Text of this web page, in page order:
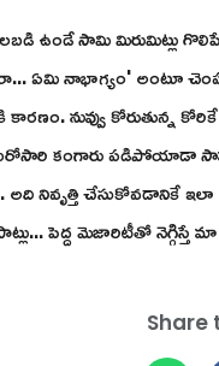
ఉండే సామి మిరుమిట్లు
ఏమి నాభాగ్యం' అంటూ
కారణం. నువ్వు
కంగారు పడిపోయాడా
నివృత్తి చేసుకోవడానికే
పెద్ద మెజారిటీతో నెగ్గిస్తే
Share